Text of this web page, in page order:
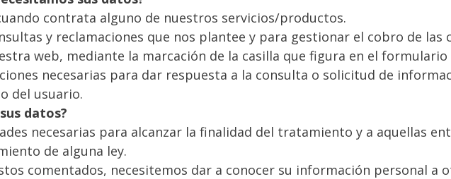
contrata alguno de nuestros servicios/productos.
y reclamaciones que nos plantee y para gestionar el cobro de las
web, mediante la marcación de la casilla que figura en el
necesarias para dar respuesta a la consulta o solicitud de
del usuario.
datos?
necesarias para alcanzar la finalidad del tratamiento y a aquellas
de alguna ley.
comentados, necesitemos dar a conocer su información personal a